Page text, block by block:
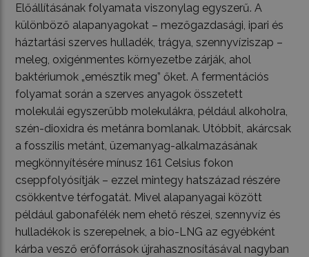
Előállításának folyamata viszonylag egyszerű. A
különböző alapanyagokat – mezőgazdasági, ipari és
háztartási szerves hulladék, trágya, szennyvíziszap –
meleg, oxigénmentes környezetbe zárják, ahol
baktériumok „emésztik meg” őket. A fermentációs
folyamat során a szerves anyagok összetett
molekulái egyszerűbb molekulákra, például alkoholra,
szén-dioxidra és metánra bomlanak. Utóbbit, akárcsak
a fosszilis metánt, üzemanyag-alkalmazásának
megkönnyítésére mínusz 161 Celsius fokon
cseppfolyósítják – ezzel mintegy hatszázad részére
csökkentve térfogatát. Mivel alapanyagai között
például gabonafélék nem ehető részei, szennyvíz és
hulladékok is szerepelnek, a bio-LNG az egyébként
kárba vesző erőforrások újrahasznosításával nagyban